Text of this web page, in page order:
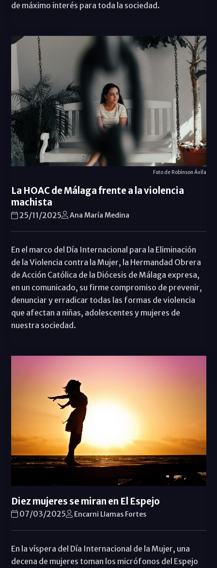
de máximo interés para toda la sociedad.
Foto de Robinson Ávila
La HOAC de Málaga frente a la violencia
machista
25/11/2025 Ana María Medina
En el marco del Día Internacional para la Eliminación
de la Violencia contra la Mujer, la Hermandad Obrera
de Acción Católica de la Diócesis de Málaga expresa,
en un comunicado, su firme compromiso de prevenir,
denunciar y erradicar todas las formas de violencia
que afectan a niñas, adolescentes y mujeres de
nuestra sociedad.
Diez mujeres se miran en El Espejo
07/03/2025 Encarni Llamas Fortes
En la víspera del Día Internacional de la Mujer, una
decena de mujeres toman los micrófonos del Espejo